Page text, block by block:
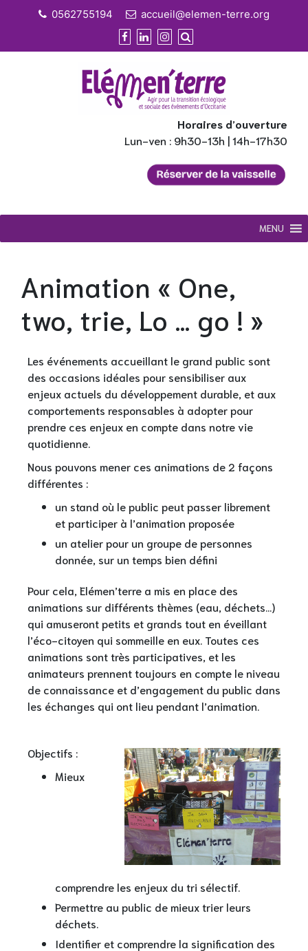
0562755194 accueil@elemen-terre.org
Horaires d’ouverture
Lun-ven : 9h30-13h | 14h-17h30
MENU
Animation « One,
two, trie, Lo … go ! »
Les événements accueillant le grand public sont
des occasions idéales pour sensibiliser aux
enjeux actuels du développement durable, et aux
comportements responsables à adopter pour
prendre ces enjeux en compte dans notre vie
quotidienne.
Nous pouvons mener ces animations de 2 façons
différentes :
un stand où le public peut passer librement
et participer à l’animation proposée
un atelier pour un groupe de personnes
donnée, sur un temps bien défini
Pour cela, Elémen’terre a mis en place des
animations sur différents thèmes (eau, déchets…)
qui amuseront petits et grands tout en éveillant
l’éco-citoyen qui sommeille en eux. Toutes ces
animations sont très participatives, et les
animateurs prennent toujours en compte le niveau
de connaissance et d’engagement du public dans
les échanges qui ont lieu pendant l’animation.
Objectifs :
Mieux
comprendre les enjeux du tri sélectif.
Permettre au public de mieux trier leurs
déchets.
Identifier et comprendre la signification des